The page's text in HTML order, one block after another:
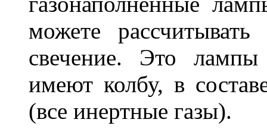
можете
свечение. Это
имеют колбу, в
(все инертные газы).